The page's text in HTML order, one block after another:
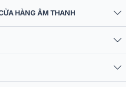
HÀNG ÂM THANH